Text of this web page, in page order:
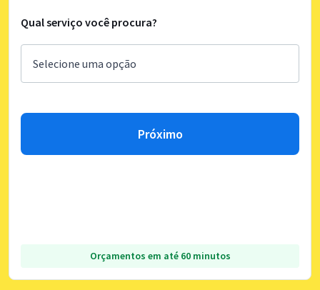
Qual serviço você procura?
Próximo
Orçamentos em até 60 minutos